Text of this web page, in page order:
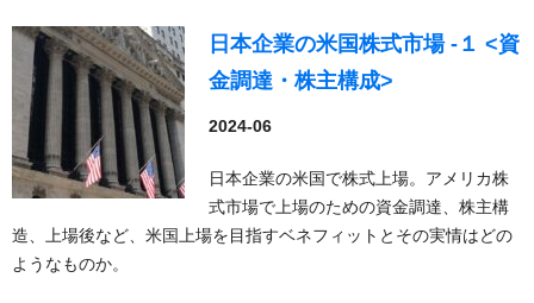
日本企業の米国株式市場 -１ <資
金調達・株主構成>
2024-06
日本企業の米国で株式上場。アメリカ株
式市場で上場のための資金調達、株主構
造、上場後など、米国上場を目指すベネフィットとその実情はどの
ようなものか。